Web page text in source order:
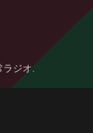
ラジオ.